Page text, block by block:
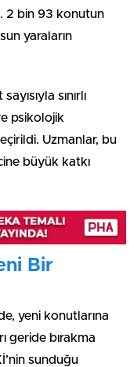
2 bin 93 konutun
yaraların
sınırlı
psikolojik
Uzmanlar, bu
büyük katkı
Bir
yeni konutlarına
geride bırakma
sunduğu